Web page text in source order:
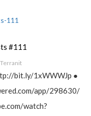
#111
Terranit
bit.ly/1xWWWJp ●
app/298630/
watch?